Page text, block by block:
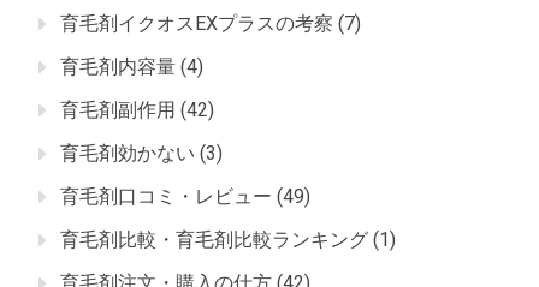
育毛剤イクオスEXプラスの考察 (7)
育毛剤内容量 (4)
育毛剤副作用 (42)
育毛剤効かない (3)
育毛剤口コミ・レビュー (49)
育毛剤比較・育毛剤比較ランキング (1)